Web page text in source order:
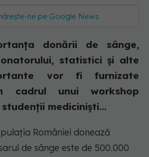
ne pe Google News
donării de sânge,
statistici și alte
vor fi furnizate
cadrul unui workshop
mediciniști...
României donează
de sânge este de 500.000